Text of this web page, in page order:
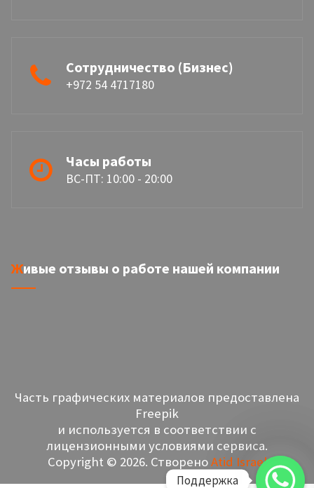
Сотрудничество (Бизнес)
+972 54 4717180
Часы работы
ВС-ПТ: 10:00 - 20:00
Живые отзывы о работе нашей компании
Часть графических материалов предоставлена
Freepik
и используется в соответствии с
лицензионными условиями сервиса.
Copyright © 2026. СтвореноAtid Israel
Поддержка